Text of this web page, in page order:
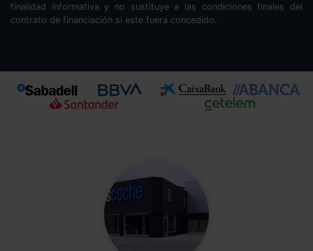
finalidad informativa y no sustituye a las condiciones finales del
contrato de financiación si este fuera concedido.